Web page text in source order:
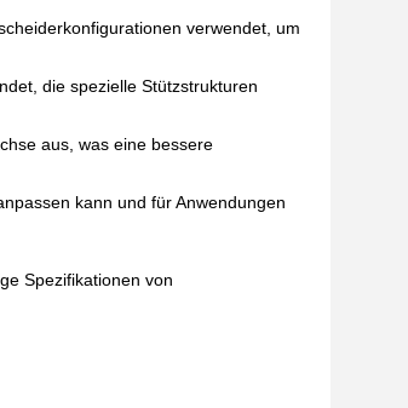
verwendet, um
die spezielle Stützstrukturen
aus, was eine bessere
kann und für Anwendungen
Spezifikationen von